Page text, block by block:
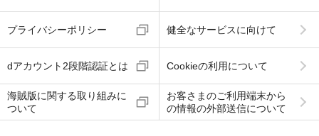
プライバシーポリシー 健全なサービスに向けて
dアカウント2段階認証とは Cookieの利用について
海賊版に関する取り組みに
ついて
お客さまのご利用端末から
の情報の外部送信について